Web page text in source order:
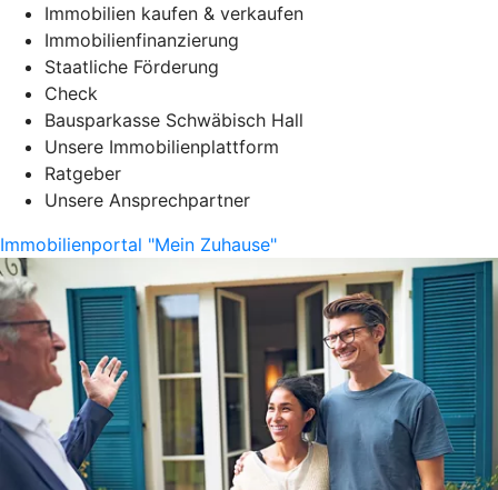
Immobilien kaufen & verkaufen
Immobilienfinanzierung
Staatliche Förderung
Check
Bausparkasse Schwäbisch Hall
Unsere Immobilienplattform
Ratgeber
Unsere Ansprechpartner
Immobilienportal "Mein Zuhause"